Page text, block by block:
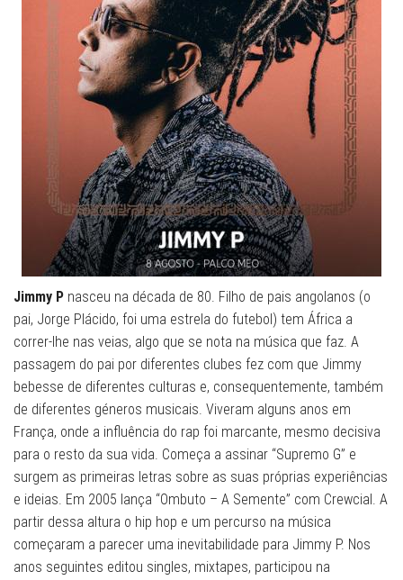
Jimmy P nasceu na década de 80. Filho de pais angolanos (o
pai, Jorge Plácido, foi uma estrela do futebol) tem África a
correr-lhe nas veias, algo que se nota na música que faz. A
passagem do pai por diferentes clubes fez com que Jimmy
bebesse de diferentes culturas e, consequentemente, também
de diferentes géneros musicais. Viveram alguns anos em
França, onde a influência do rap foi marcante, mesmo decisiva
para o resto da sua vida. Começa a assinar “Supremo G” e
surgem as primeiras letras sobre as suas próprias experiências
e ideias. Em 2005 lança “Ombuto – A Semente” com Crewcial. A
partir dessa altura o hip hop e um percurso na música
começaram a parecer uma inevitabilidade para Jimmy P. Nos
anos seguintes editou singles, mixtapes, participou na